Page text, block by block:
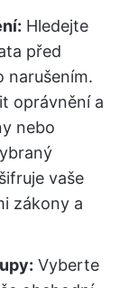
Hledejte
před
narušením.
oprávnění a
nebo
vaše
zákony a
Vyberte